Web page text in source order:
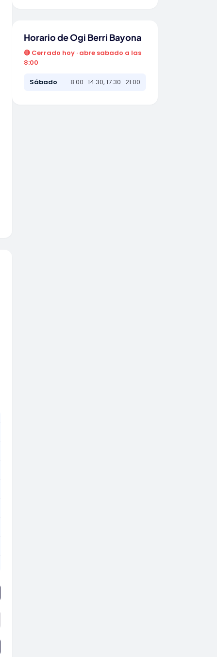
Horario de Ogi Berri Bayona
🔴 Cerrado hoy · abre sabado a las
8:00
Sábado 8:00–14:30, 17:30–21:00